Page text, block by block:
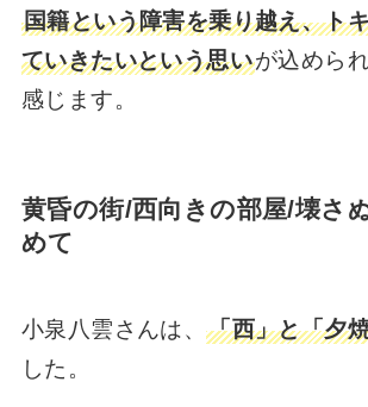
国籍という障害を乗り越え、ト
ていきたいという思いが込めら
感じます。
黄昏の街/西向きの部屋/壊さ
めて
小泉八雲さんは、「西」と「夕
した。